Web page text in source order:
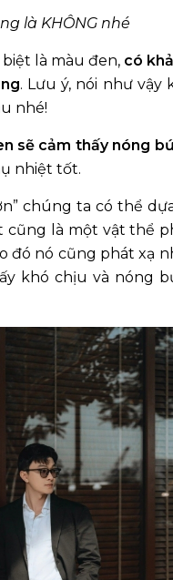
là KHÔNG nhé
là màu đen, có
. Lưu ý, nói như vậy
nhé!
sẽ cảm thấy nóng
nhiệt tốt.
chúng ta có thể
cũng là một vật thể
đó nó cũng phát xạ
khó chịu và nóng